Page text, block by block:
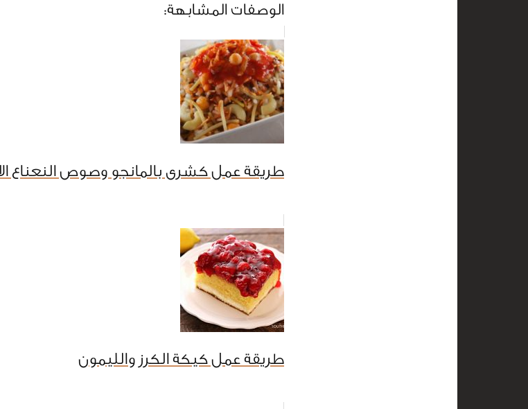
الوصفات المشابهة:
طريقة عمل كشرى بالمانجو وصوص النعناع
طريقة عمل كيكة الكرز والليمون